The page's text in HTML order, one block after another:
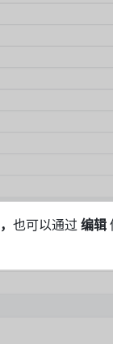
， 也可以通过 编辑